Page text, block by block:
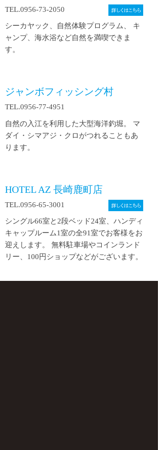
TEL.0956-73-2050
シーカヤック、自然体験プログラム、 キ
ャンプ、海水浴など自然を満喫できま
す。
ジャンボフィッシング村
TEL.0956-77-4951
自然の入江を利用した大型海洋釣堀。 マ
ダイ・シマアジ・クロがつれることもあ
ります。
HOTEL AZ 長崎鹿町店
TEL.0956-65-3001
シングル66室と2段ベッド24室、ハンディ
キャップルーム1室の全91室でお客様をお
迎えします。 無料駐車場やコインランド
リー、100円ショップなどがございます。